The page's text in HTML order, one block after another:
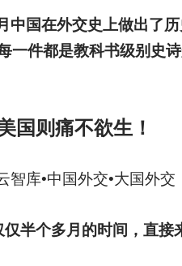
国在外交史上做出了
一件都是教科书级别史
国则痛不欲生！
智库•中国外交•大国外交
半个多月的时间，直接